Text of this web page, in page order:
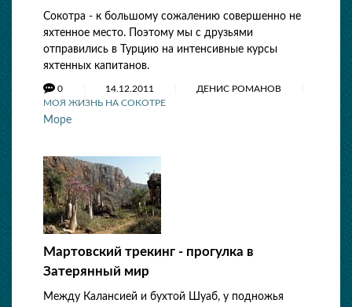
Сокотра - к большому сожалению совершенно не
яхтенное место. Поэтому мы с друзьями
отправились в Турцию на интенсивные курсы
яхтенных капитанов.
0 14.12.2011
ДЕНИС РОМАНОВ
МОЯ ЖИЗНЬ НА СОКОТРЕ
Море
Мартовский трекинг - прогулка в
Затерянный мир
Между Калансией и бухтой Шуаб, у подножья